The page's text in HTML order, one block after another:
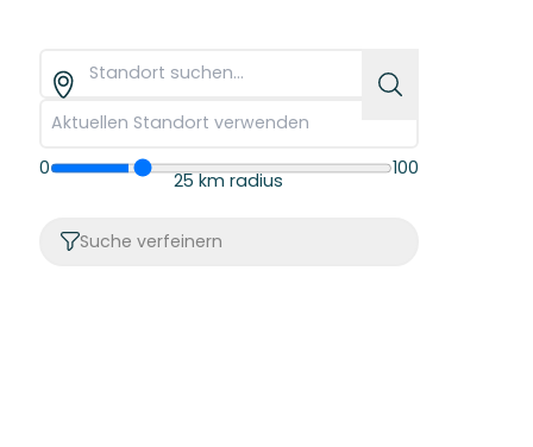
0 100
25 km radius
Suche verfeinern